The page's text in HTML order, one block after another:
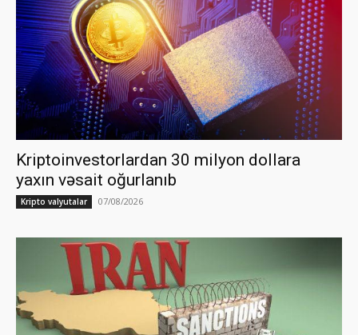
Kriptoinvestorlardan 30 milyon dollara
yaxın vəsait oğurlanıb
Kripto valyutalar 07/08/2026